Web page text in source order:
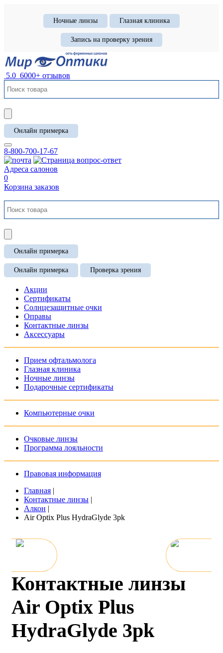
Ночные линзы Глазная клиника
Запись на проверку зрения
5.0 6000+ отзывов
Онлайн примерка
8-800-700-17-67
Адреса салонов
0
Корзина заказов
Онлайн примерка
Онлайн примерка Проверка зрения
Акции
Сертификаты
Солнцезащитные очки
Оправы
Контактные линзы
Аксессуары
Прием офтальмолога
Глазная клиника
Ночные линзы
Подарочные сертификаты
Компьютерные очки
Очковые линзы
Программа лояльности
Правовая информация
Главная |
Контактные линзы |
Алкон |
Air Optix Plus HydraGlyde 3pk
Контактные линзы
Air Optix Plus
HydraGlyde 3pk